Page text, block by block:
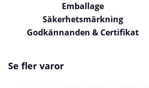
Emballage
Säkerhetsmärkning
Godkännanden & Certifikat
Se fler varor